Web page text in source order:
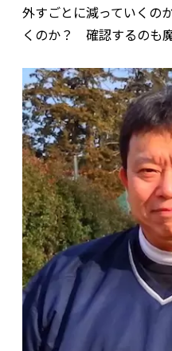
外すごとに減っていく
くのか？ 確認するのも